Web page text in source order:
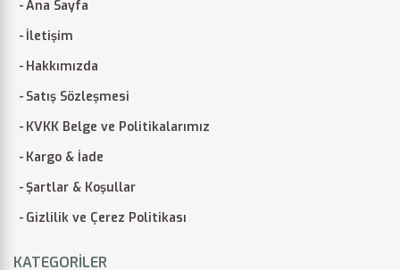
Ana Sayfa
İletişim
Hakkımızda
Satış Sözleşmesi
KVKK Belge ve Politikalarımız
Kargo & İade
Şartlar & Koşullar
Gizlilik ve Çerez Politikası
KATEGORILER